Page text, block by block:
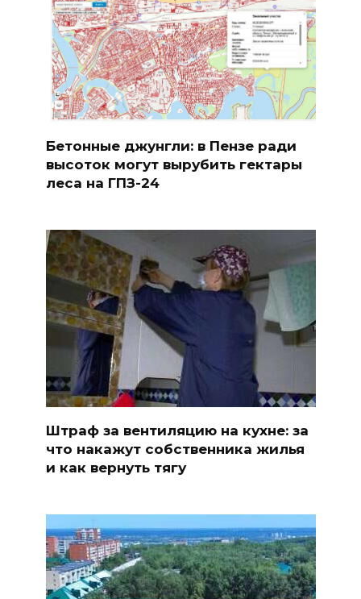
Бетонные джунгли: в Пензе ради
высоток могут вырубить гектары
леса на ГПЗ-24
Штраф за вентиляцию на кухне: за
что накажут собственника жилья
и как вернуть тягу